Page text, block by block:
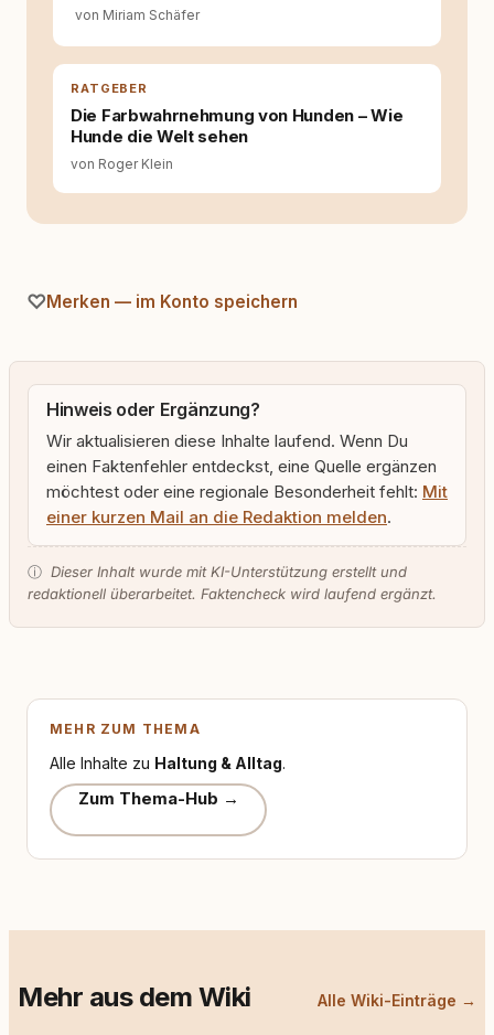
fundiert und für unsere Leser wirklich
allein nicht ausreichen. Gute Entscheidungen
Selbstreflexion und Bereitschaft zum
Hinterfragen zusammenkommen. Mit meinen
Texten möchte ich genau dazu beitragen.
von Miriam Schäfer
RATGEBER
Die Farbwahrnehmung von Hunden – Wie
Hunde die Welt sehen
von Roger Klein
Merken — im Konto speichern
Hinweis oder Ergänzung?
Wir aktualisieren diese Inhalte laufend. Wenn Du
einen Faktenfehler entdeckst, eine Quelle ergänzen
möchtest oder eine regionale Besonderheit fehlt: Mit
einer kurzen Mail an die Redaktion melden.
ⓘ Dieser Inhalt wurde mit KI-Unterstützung erstellt und
redaktionell überarbeitet. Faktencheck wird laufend ergänzt.
MEHR ZUM THEMA
Alle Inhalte zu Haltung & Alltag.
Zum Thema-Hub →
Mehr aus dem Wiki Alle Wiki-Einträge →